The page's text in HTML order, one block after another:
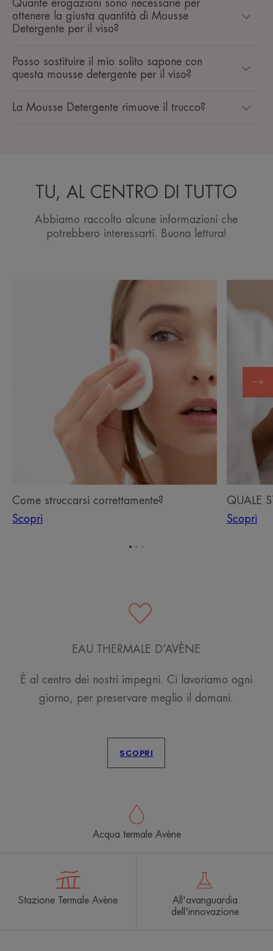
Quante erogazioni sono necessarie per
ottenere la giusta quantità di Mousse
Detergente per il viso?
Posso sostituire il mio solito sapone con
questa mousse detergente per il viso?
La Mousse Detergente rimuove il trucco?
TU, AL CENTRO DI TUTTO
Abbiamo raccolto alcune informazioni che
potrebbero interessarti. Buona lettura!
Come struccarsi correttamente?
Scopri
QUALE
QUALE
Scopri
EAU THERMALE D’AVÈNE
È al centro dei nostri impegni. Ci lavoriamo ogni
giorno, per preservare meglio il domani.
SCOPRI
Acqua termale Avène
Stazione Termale Avène
All'avanguardia
dell'innovazione